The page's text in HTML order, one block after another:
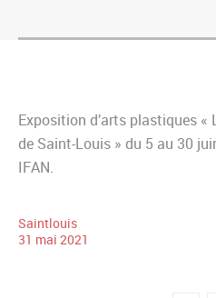
Exposition d’arts plastiques
de Saint-Louis » du 5 au 30
IFAN.
Saintlouis
31 mai 2021